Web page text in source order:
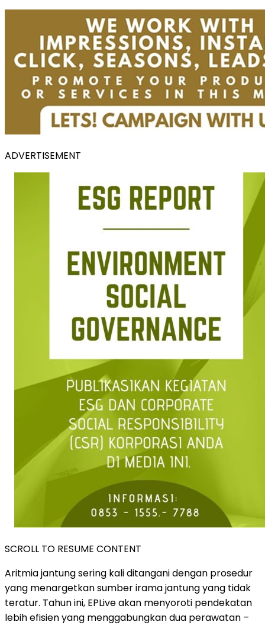
ADVERTISEMENT
SCROLL TO RESUME CONTENT
Aritmia jantung sering kali ditangani dengan prosedur
yang menargetkan sumber irama jantung yang tidak
teratur. Tahun ini, EPLive akan menyoroti pendekatan
lebih efisien yang menggabungkan dua perawatan –